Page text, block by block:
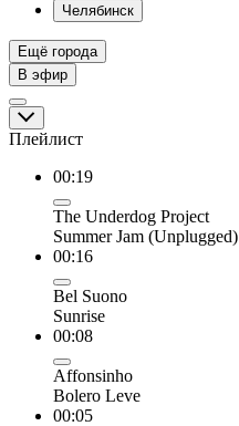
Челябинск
Ещё города
В эфир
Плейлист
00:19
The Underdog Project
Summer Jam (Unplugged)
00:16
Bel Suono
Sunrise
00:08
Affonsinho
Bolero Leve
00:05